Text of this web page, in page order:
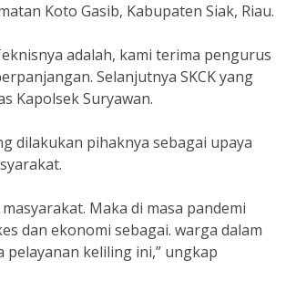
Koto Gasib, Kabupaten Siak, Riau.
adalah, kami terima pengurus
Selanjutnya SKCK yang
Kapolsek Suryawan.
dilakukan pihaknya sebagai upaya
Maka di masa pandemi
dan ekonomi sebagai. warga dalam
pelayanan keliling ini,” ungkap